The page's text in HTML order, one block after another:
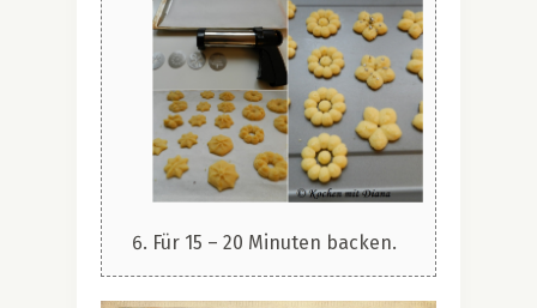
Für 15 – 20 Minuten backen.